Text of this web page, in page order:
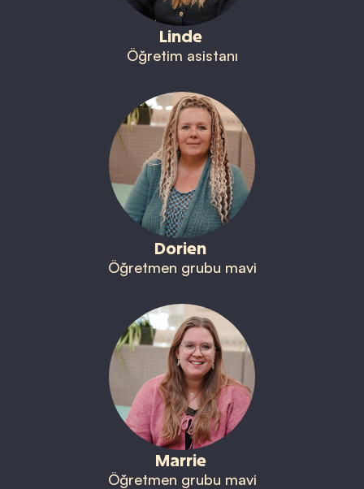
Linde
Öğretim asistanı
Dorien
Öğretmen grubu mavi
Marrie
Öğretmen grubu mavi